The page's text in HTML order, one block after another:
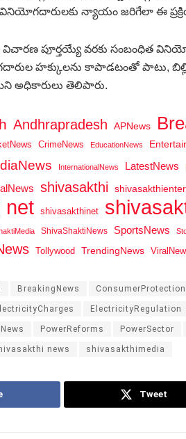
న్యాయం జరిగేలా ఈ
విచారణ పూర్తయ్యే వరకు సంబంధిత
హక్కులను కాపాడటంతో పాటు,
అధికారులు తెలిపారు.
Andhrapradesh APNews
CrimeNews EducationNews
InternationalNews LatestNews
shivasakthi
net shivasakthinet
ShivaShaktiNews SportsNews
Tollywood TrendingNews
BreakingNews ConsumerProtection
ElectricityRegulation
News PowerReforms PowerSector
news shivasakthimedia
Tweet